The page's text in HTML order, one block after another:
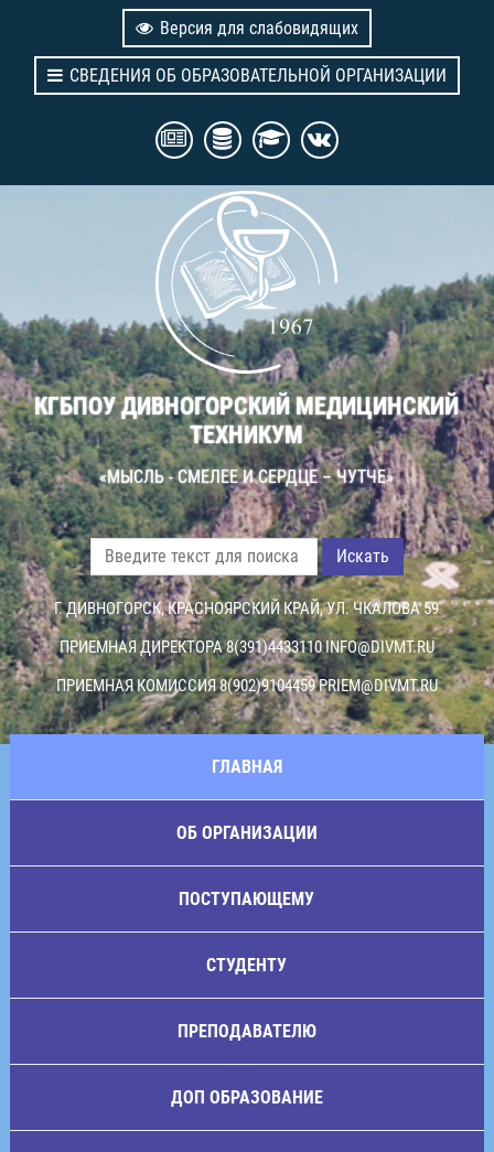
Версия для слабовидящих
СВЕДЕНИЯ ОБ ОБРАЗОВАТЕЛЬНОЙ ОРГАНИЗАЦИИ
КГБПОУ ДИВНОГОРСКИЙ МЕДИЦИНСКИЙ
ТЕХНИКУМ
«МЫСЛЬ - СМЕЛЕЕ И СЕРДЦЕ – ЧУТЧЕ»
Искать
Г. ДИВНОГОРСК, КРАСНОЯРСКИЙ КРАЙ, УЛ. ЧКАЛОВА 59
ПРИЕМНАЯ ДИРЕКТОРА 8(391)4433110INFO@DIVMT.RU
ПРИЕМНАЯ КОМИССИЯ 8(902)9104459PRIEM@DIVMT.RU
ГЛАВНАЯ
ОБ ОРГАНИЗАЦИИ
ПОСТУПАЮЩЕМУ
СТУДЕНТУ
ПРЕПОДАВАТЕЛЮ
ДОП ОБРАЗОВАНИЕ